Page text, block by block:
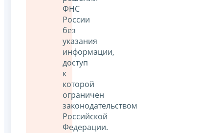
ФНС
России
без
указания
информации,
доступ
к
которой
ограничен
законодательством
Российской
Федерации.